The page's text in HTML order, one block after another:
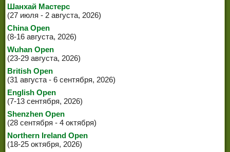
Шанхай Мастерс
(27 июля - 2 августа, 2026)
China Open
(8-16 августа, 2026)
Wuhan Open
(23-29 августа, 2026)
British Open
(31 августа - 6 сентября, 2026)
English Open
(7-13 сентября, 2026)
Shenzhen Open
(28 сентября - 4 октября)
Northern Ireland Open
(18-25 октября, 2026)